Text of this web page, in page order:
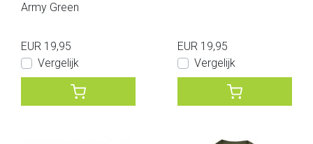
Army Green
EUR 19,95
Vergelijk
EUR 19,95
Vergelijk